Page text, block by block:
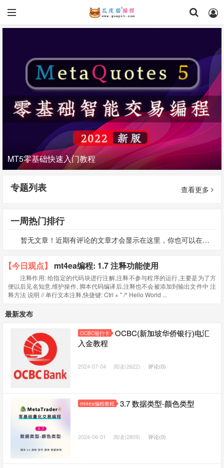
MT5零基础快速入门教程
专题列表 查看更多
一周热门排行
暂无文章！近期有评论的文章才会显示在这里，你也可以在主题设置中选择按阅读数排行。
【今日观点】 mt4ea编程: 1.7 注释功能使用
注释作用: 给指定的代码块进行注解,注释不参与程序的运行,主要是为了方
便以后见名知意,维护操作, 脚本代码编译后,注释也不会被添加到输出文件中 注
释方法 说明 // 单行文本注释,快捷键: Ctrl + '' /* Hello World ...
最新发布
OCBC银行卡
OCBC(新加坡华侨银行)电汇
入金教程
2024-07-04 阅读(2622) 评论(0)
mt4ea编程教程 3.7 数据类型-颜色类型
2024-06-01 阅读(2809) 评论(0)